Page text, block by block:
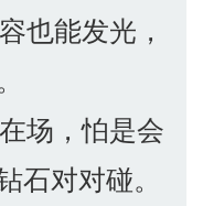
也能发光，
场，怕是会
石对对碰。